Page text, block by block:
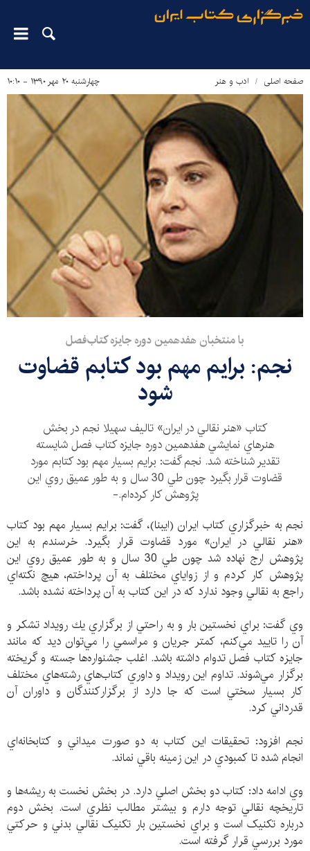
صفحه اصلی ادب و هنر چهارشنبه ۲۰ مهر ۱۳۹۰ - ۱۰:۱۰
با منتخبان هفدهمین دوره جایزه کتاب‌فصل
نجم: برايم مهم بود كتابم قضاوت
شود
كتاب «هنر نقالي در ايران» تاليف سهيلا نجم در بخش
هنرهاي نمايشي هفدهمين دوره جايزه كتاب فصل شايسته
تقدير شناخته شد. نجم گفت: برايم بسيار مهم بود كتابم مورد
قضاوت قرار بگيرد چون طي 30 سال و به طور عميق روي اين
پژوهش كار كرده‌ام.-
نجم به خبرگزاري كتاب ايران (ايبنا)، گفت: برايم بسيار مهم بود كتاب
«هنر نقالي در ايران» مورد قضاوت قرار بگيرد. خرسندم به اين
پژوهش ارج نهاده شد چون طي 30 سال و به طور عميق روي اين
پژوهش كار كردم و از زواياي مختلف به آن پرداختم، هيچ نكته‌اي
راجع به نقالي وجود ندارد كه در اين كتاب به آن پرداخته نشده باشد.
وي گفت: براي نخستين بار و به راحتي از برگزاري يك رويداد تشكر و
آن را تاييد مي‌كنم، كمتر جريان و مراسمي را مي‌توان ديد كه مانند
جايزه كتاب فصل تدوام داشته باشد. اغلب جشنواره‌ها جسته و گريخته
برگزار مي‌شوند. تداوم اين رويداد و داوري كتاب‌هاي رشته‌هاي مختلف
كار بسيار سختي است كه جا دارد از برگزاركنندگان و داوران آن
قدرداني كرد.
نجم افزود: تحقيقات اين كتاب به دو صورت ميداني و كتابخانه‌اي
انجام شده تا كمبودي در اين زمينه باقي نماند.
وي ادامه داد: كتاب دو بخش اصلي دارد. در بخش نخست به ريشه‌ها و
تاريخچه نقالي توجه دارم و بيشتر مطالب نظري است. بخش دوم
درباره تكنيک است و براي نخستين بار تكنيک نقالي بدني و حركتي
مورد بررسي قرار گرفته است.